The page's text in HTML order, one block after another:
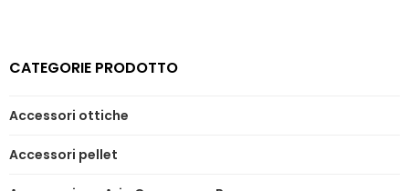
CATEGORIE PRODOTTO
Accessori ottiche
Accessori pellet